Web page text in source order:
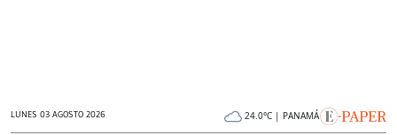
LUNES 03 AGOSTO 2026 24.0°C | PANAMÁ